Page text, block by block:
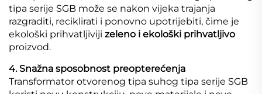
tipa serije SGB može se nakon vijeka trajanja
razgraditi, reciklirati i ponovno upotrijebiti, čime je
ekološki prihvatljiviji zeleno i ekološki prihvatljivo
proizvod.
4. Snažna sposobnost preopterećenja
Transformator otvorenog tipa suhog tipa serije SGB